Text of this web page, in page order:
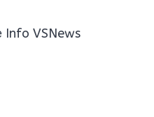
Info VSNews